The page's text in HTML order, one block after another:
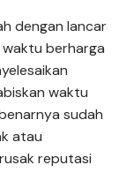
dengan lancar
berharga
waktu
sudah
atau
reputasi